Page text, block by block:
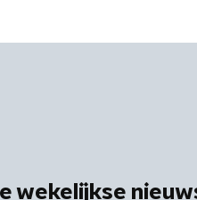
wekelijkse